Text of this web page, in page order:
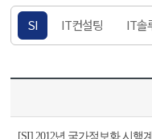
SI IT컨설팅 IT솔
[SI] 2012년 국가정보화 시행